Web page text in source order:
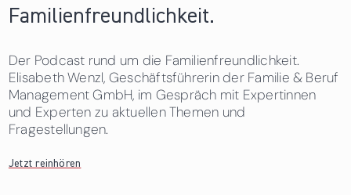
Familienfreundlichkeit.
Der Podcast rund um die Familienfreundlichkeit.
Elisabeth Wenzl, Geschäftsführerin der Familie & Beruf
Management GmbH, im Gespräch mit Expertinnen
und Experten zu aktuellen Themen und
Fragestellungen.
Jetzt reinhören